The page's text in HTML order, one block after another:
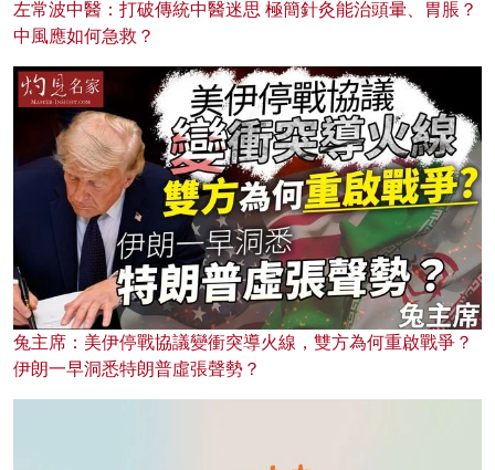
左常波中醫：打破傳統中醫迷思 極簡針灸能治頭暈、胃脹？
中風應如何急救？
兔主席：美伊停戰協議變衝突導火線，雙方為何重啟戰爭？
伊朗一早洞悉特朗普虛張聲勢？